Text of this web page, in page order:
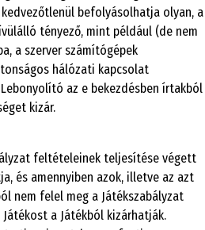
befolyásolhatja olyan, a
tényező, mint például (de nem
a szerver számítógépek
hálózati kapcsolat
az e bekezdésben írtakból
kizár.
feltételeinek teljesítése végett
és amennyiben azok, illetve az azt
nem felel meg a Játékszabályzat
a Játékból kizárhatják.